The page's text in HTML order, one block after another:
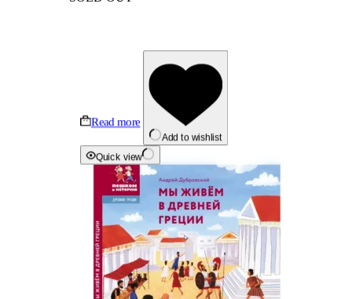
Read more
Add to wishlist
Quick view